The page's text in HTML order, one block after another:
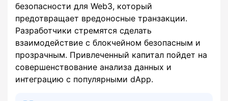
безопасности для Web3, который
предотвращает вредоносные транзакции.
Разработчики стремятся сделать
взаимодействие с блокчейном безопасным и
прозрачным. Привлеченный капитал пойдет на
совершенствование анализа данных и
интеграцию с популярными dApp.